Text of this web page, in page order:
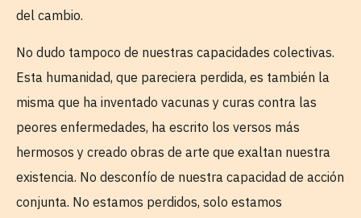
del cambio.
No dudo tampoco de nuestras capacidades colectivas.
Esta humanidad, que pareciera perdida, es también la
misma que ha inventado vacunas y curas contra las
peores enfermedades, ha escrito los versos más
hermosos y creado obras de arte que exaltan nuestra
existencia. No desconfío de nuestra capacidad de acción
conjunta. No estamos perdidos, solo estamos